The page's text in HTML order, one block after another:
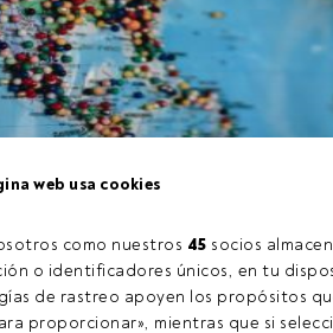
web usa cookies
como nuestros 45 socios
o identificadores únicos, en tu
de rastreo apoyen los propósitos
proporcionar», mientras que si
UBS AMorganiza un desayuno el
mercados emergentes.
Este es un artículo exclusivo para